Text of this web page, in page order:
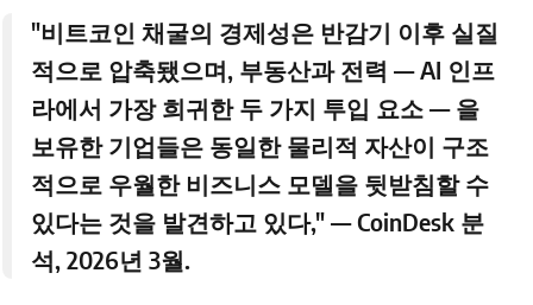
"비트코인 채굴의 경제성은 반감기 이후 실질
적으로 압축됐으며, 부동산과 전력 — AI 인프
라에서 가장 희귀한 두 가지 투입 요소 — 을
보유한 기업들은 동일한 물리적 자산이 구조
적으로 우월한 비즈니스 모델을 뒷받침할 수
있다는 것을 발견하고 있다," —CoinDesk분
석, 2026년 3월.